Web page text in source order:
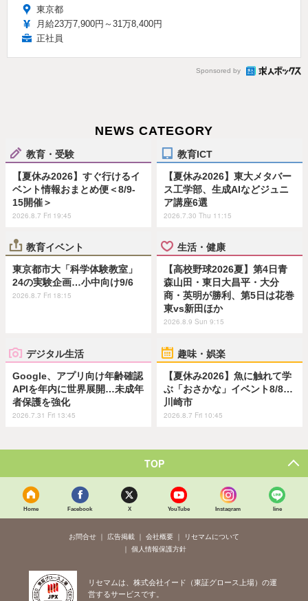
東京都
月給23万7,900円～31万8,400円
正社員
Sponsored by
NEWS CATEGORY
教育・受験
【夏休み2026】すぐ行けるイ
ベント情報おまとめ便＜8/9-
15開催＞
2026.8.7 Fri 19:45
教育ICT
【夏休み2026】東大メタバー
ス工学部、生成AIなどジュニ
ア講座6選
2026.7.30 Thu 11:15
教育イベント
東京都市大「科学体験教室」
24の実験企画…小中向け9/6
2026.8.7 Fri 18:15
生活・健康
【高校野球2026夏】第4日青
森山田・東日大昌平・大分
商・英明が勝利、第5日は花巻
東vs新田ほか
2026.8.9 Sun 9:15
デジタル生活
Google、アプリ向け年齢確認
APIを年内に世界展開…未成年
者保護を強化
2026.7.31 Fri 13:45
趣味・娯楽
【夏休み2026】魚に触れて学
ぶ「おさかな」イベント8/8…
川崎市
2026.8.7 Fri 10:45
TOP
Home Facebook X YouTube Instagram line
お問合せ 広告掲載 会社概要
リセマムについて
個人情報保護方針
リセマムは、株式会社イード（東証グロース上場）の運
営するサービスです。